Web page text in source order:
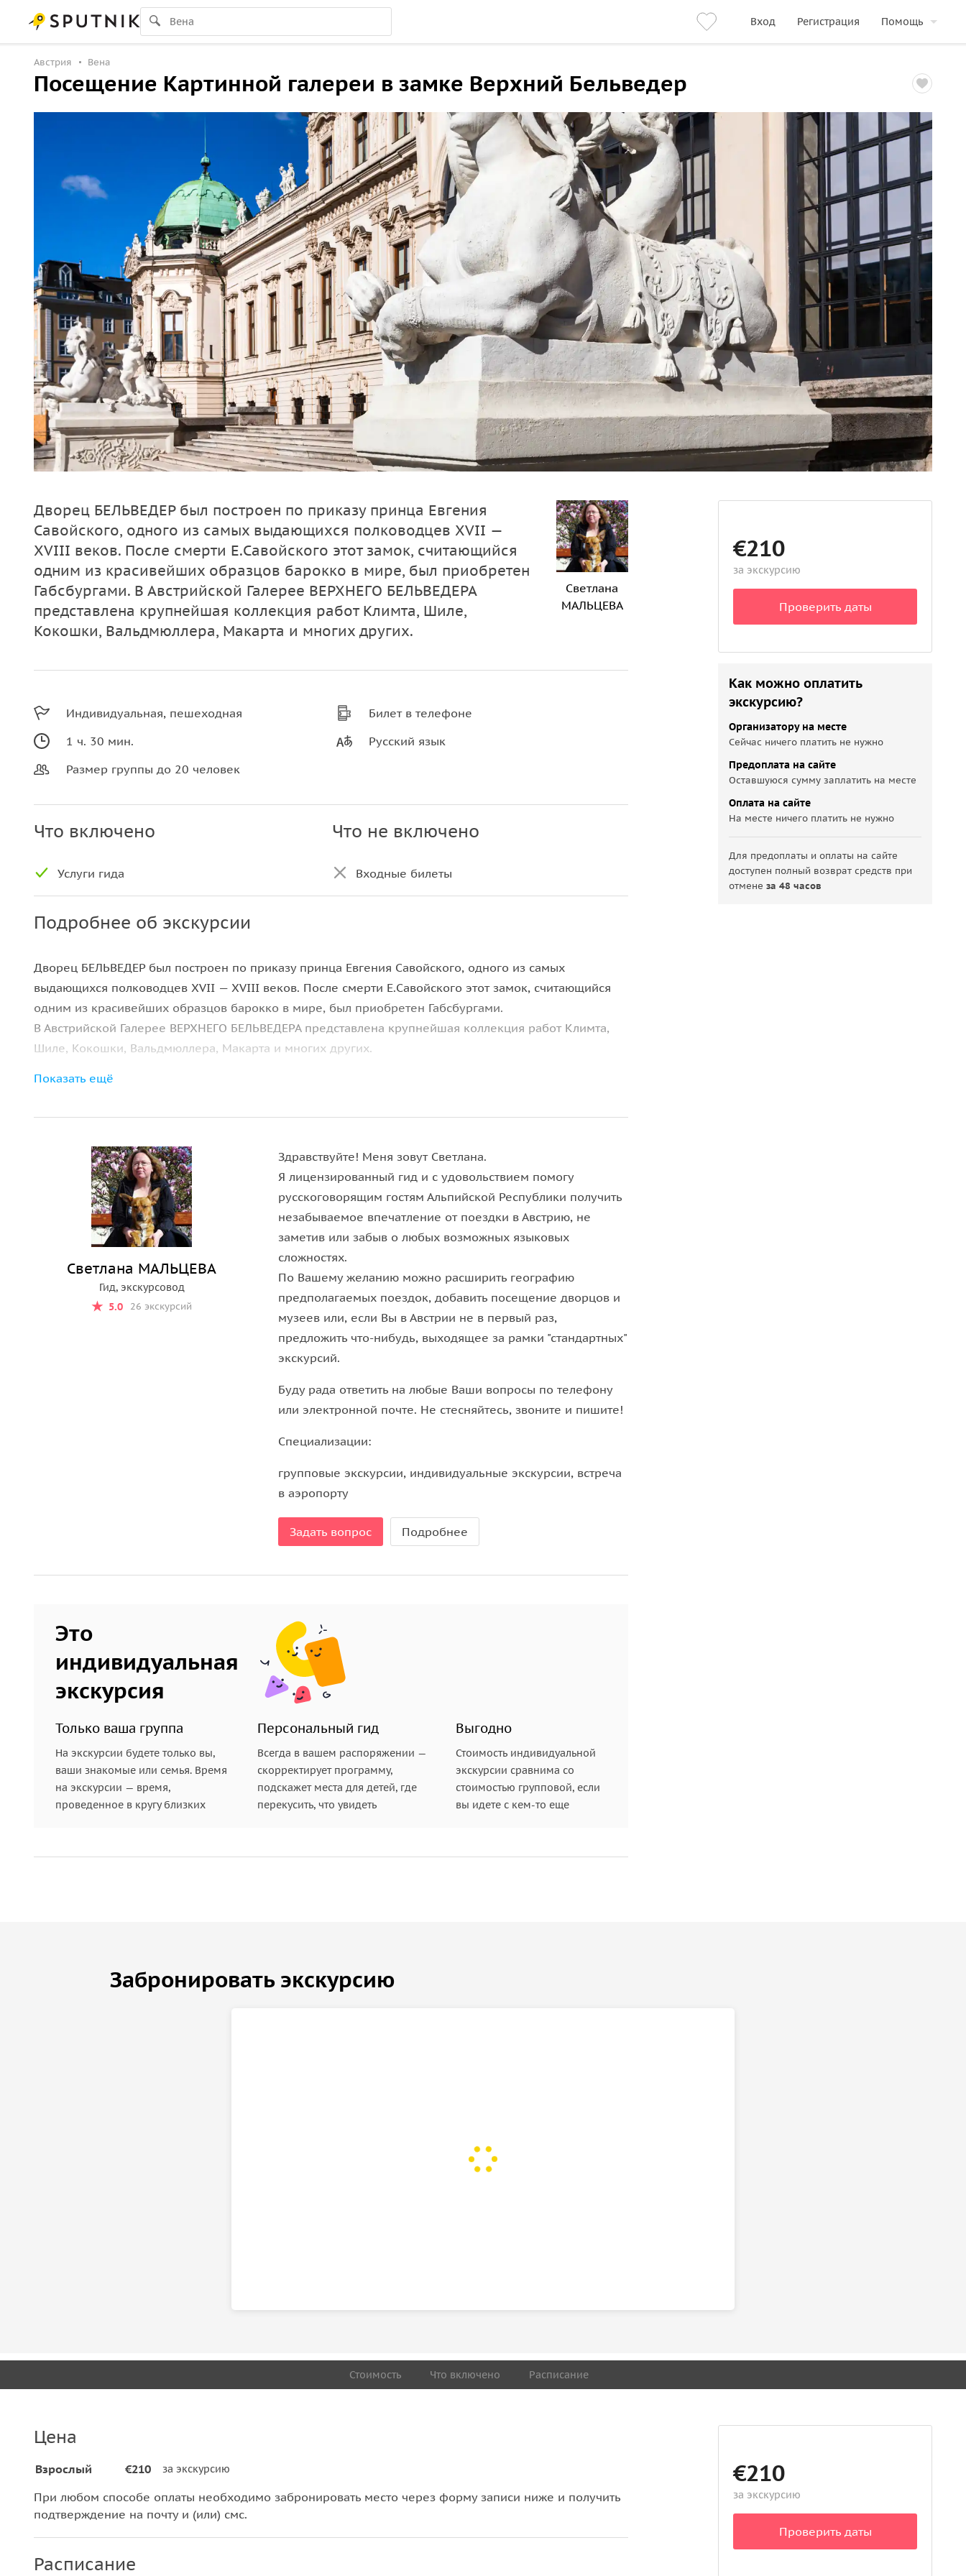
Вход Регистрация Помощь
Австрия Вена
Посещение Картинной галереи в замке Верхний Бельведер
Дворец БЕЛЬВЕДЕР был построен по приказу принца Евгения
Савойского, одного из самых выдающихся полководцев XVII —
XVIII веков. После смерти Е.Савойского этот замок, считающийся
одним из красивейших образцов барокко в мире, был приобретен
Габсбургами. В Австрийской Галерее ВЕРХНЕГО БЕЛЬВЕДЕРА
представлена крупнейшая коллекция работ Климта, Шиле,
Кокошки, Вальдмюллера, Макарта и многих других.
Светлана
МАЛЬЦЕВА
Индивидуальная, пешеходная
1 ч. 30 мин.
Размер группы до 20 человек
Билет в телефоне
Русский язык
Что включено
Услуги гида
Что не включено
Входные билеты
Подробнее об экскурсии
Дворец БЕЛЬВЕДЕР был построен по приказу принца Евгения Савойского, одного из самых
выдающихся полководцев XVII — XVIII веков. После смерти Е.Савойского этот замок, считающийся
одним из красивейших образцов барокко в мире, был приобретен Габсбургами.
В Австрийской Галерее ВЕРХНЕГО БЕЛЬВЕДЕРА представлена крупнейшая коллекция работ Климта,
Шиле, Кокошки, Вальдмюллера, Макарта и многих других.
Показать ещё
Светлана МАЛЬЦЕВА
Гид, экскурсовод
5.0
26 экскурсий
Здравствуйте! Меня зовут Светлана.
Я лицензированный гид и с удовольствием помогу
русскоговорящим гостям Альпийской Республики получить
незабываемое впечатление от поездки в Австрию, не
заметив или забыв о любых возможных языковых
сложностях.
По Вашему желанию можно расширить географию
предполагаемых поездок, добавить посещение дворцов и
музеев или, если Вы в Австрии не в первый раз,
предложить что-нибудь, выходящее за рамки "стандартных"
экскурсий.
Буду рада ответить на любые Ваши вопросы по телефону
или электронной почте. Не стесняйтесь, звоните и пишите!
Специализации:
групповые экскурсии, индивидуальные экскурсии, встреча
в аэропорту
Задать вопрос Подробнее
Это
индивидуальная
экскурсия
Только ваша группа
На экскурсии будете только вы,
ваши знакомые или семья. Время
на экскурсии — время,
проведенное в кругу близких
Персональный гид
Всегда в вашем распоряжении —
скорректирует программу,
подскажет места для детей, где
перекусить, что увидеть
Выгодно
Стоимость индивидуальной
экскурсии сравнима со
стоимостью групповой, если
вы идете с кем-то еще
€210
за экскурсию
Проверить даты
Как можно оплатить
экскурсию?
Организатору на месте
Сейчас ничего платить не нужно
Предоплата на сайте
Оставшуюся сумму заплатить на месте
Оплата на сайте
На месте ничего платить не нужно
Для предоплаты и оплаты на сайте
доступен полный возврат средств при
отменеза 48 часов
Забронировать экскурсию
Стоимость Что включено Расписание
Цена
Взрослый €210 за экскурсию
При любом способе оплаты необходимо забронировать место через форму записи ниже и получить
подтверждение на почту и (или) смс.
Расписание
€210
за экскурсию
Проверить даты